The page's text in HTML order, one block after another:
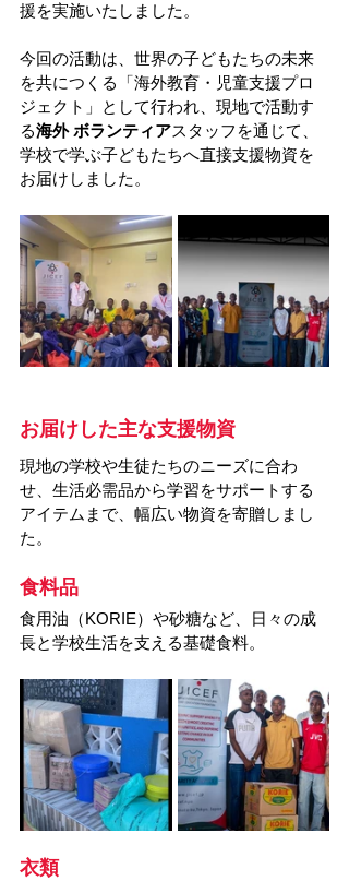
援を実施いたしました。
今回の活動は、世界の子どもたちの未来
を共につくる「海外教育・児童支援プロ
ジェクト」として行われ、現地で活動す
る海外 ボランティアスタッフを通じて、
学校で学ぶ子どもたちへ直接支援物資を
お届けしました。
お届けした主な支援物資
現地の学校や生徒たちのニーズに合わ
せ、生活必需品から学習をサポートする
アイテムまで、幅広い物資を寄贈しまし
た。
食料品
食用油（KORIE）や砂糖など、日々の成
長と学校生活を支える基礎食料。
衣類